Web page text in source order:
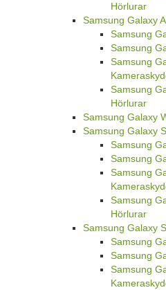
Hörlurar
Samsung Galaxy
Samsung
Samsung
Samsung
Samsung
Hörlurar
Samsung Galaxy
Samsung Galaxy
Samsung
Samsung
Samsung
Samsung
Hörlurar
Samsung Galaxy
Samsung
Samsung
Samsung